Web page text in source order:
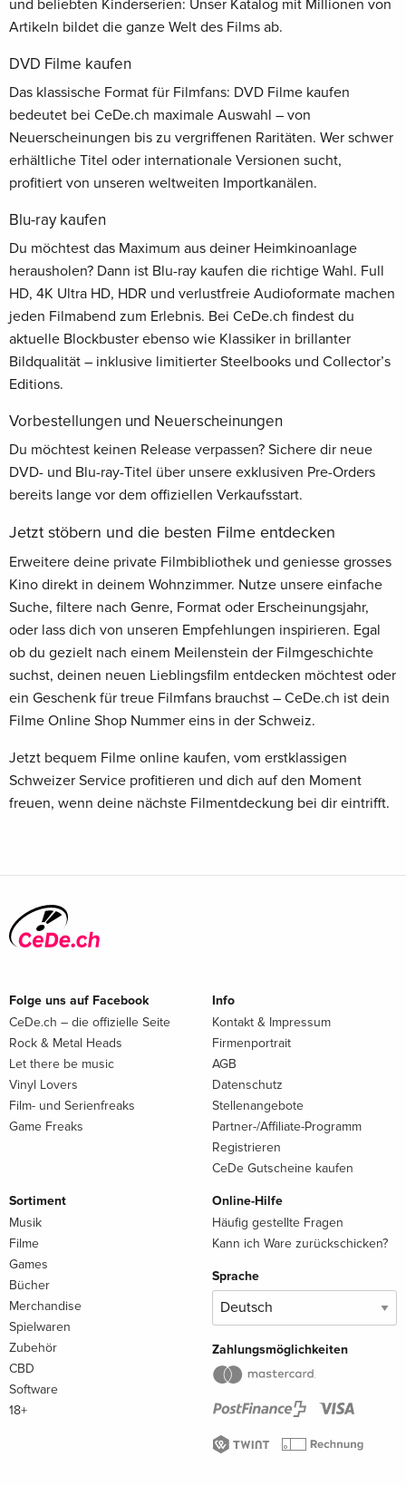
und beliebten Kinderserien: Unser Katalog mit Millionen von
Artikeln bildet die ganze Welt des Films ab.
DVD Filme kaufen
Das klassische Format für Filmfans: DVD Filme kaufen
bedeutet bei CeDe.ch maximale Auswahl – von
Neuerscheinungen bis zu vergriffenen Raritäten. Wer schwer
erhältliche Titel oder internationale Versionen sucht,
profitiert von unseren weltweiten Importkanälen.
Blu-ray kaufen
Du möchtest das Maximum aus deiner Heimkinoanlage
herausholen? Dann ist Blu-ray kaufen die richtige Wahl. Full
HD, 4K Ultra HD, HDR und verlustfreie Audioformate machen
jeden Filmabend zum Erlebnis. Bei CeDe.ch findest du
aktuelle Blockbuster ebenso wie Klassiker in brillanter
Bildqualität – inklusive limitierter Steelbooks und Collector’s
Editions.
Vorbestellungen und Neuerscheinungen
Du möchtest keinen Release verpassen? Sichere dir neue
DVD- und Blu-ray-Titel über unsere exklusiven Pre-Orders
bereits lange vor dem offiziellen Verkaufsstart.
Jetzt stöbern und die besten Filme entdecken
Erweitere deine private Filmbibliothek und geniesse grosses
Kino direkt in deinem Wohnzimmer. Nutze unsere einfache
Suche, filtere nach Genre, Format oder Erscheinungsjahr,
oder lass dich von unseren Empfehlungen inspirieren. Egal
ob du gezielt nach einem Meilenstein der Filmgeschichte
suchst, deinen neuen Lieblingsfilm entdecken möchtest oder
ein Geschenk für treue Filmfans brauchst – CeDe.ch ist dein
Filme Online Shop Nummer eins in der Schweiz.
Jetzt bequem Filme online kaufen, vom erstklassigen
Schweizer Service profitieren und dich auf den Moment
freuen, wenn deine nächste Filmentdeckung bei dir eintrifft.
Folge uns auf Facebook
CeDe.ch – die offizielle Seite
Rock & Metal Heads
Let there be music
Vinyl Lovers
Film- und Serienfreaks
Game Freaks
Info
Kontakt & Impressum
Firmenportrait
AGB
Datenschutz
Stellenangebote
Partner-/Affiliate-Programm
Registrieren
CeDe Gutscheine kaufen
Sortiment
Musik
Filme
Games
Bücher
Merchandise
Spielwaren
Zubehör
CBD
Software
18+
Online-Hilfe
Häufig gestellte Fragen
Kann ich Ware zurückschicken?
Sprache
Zahlungsmöglichkeiten